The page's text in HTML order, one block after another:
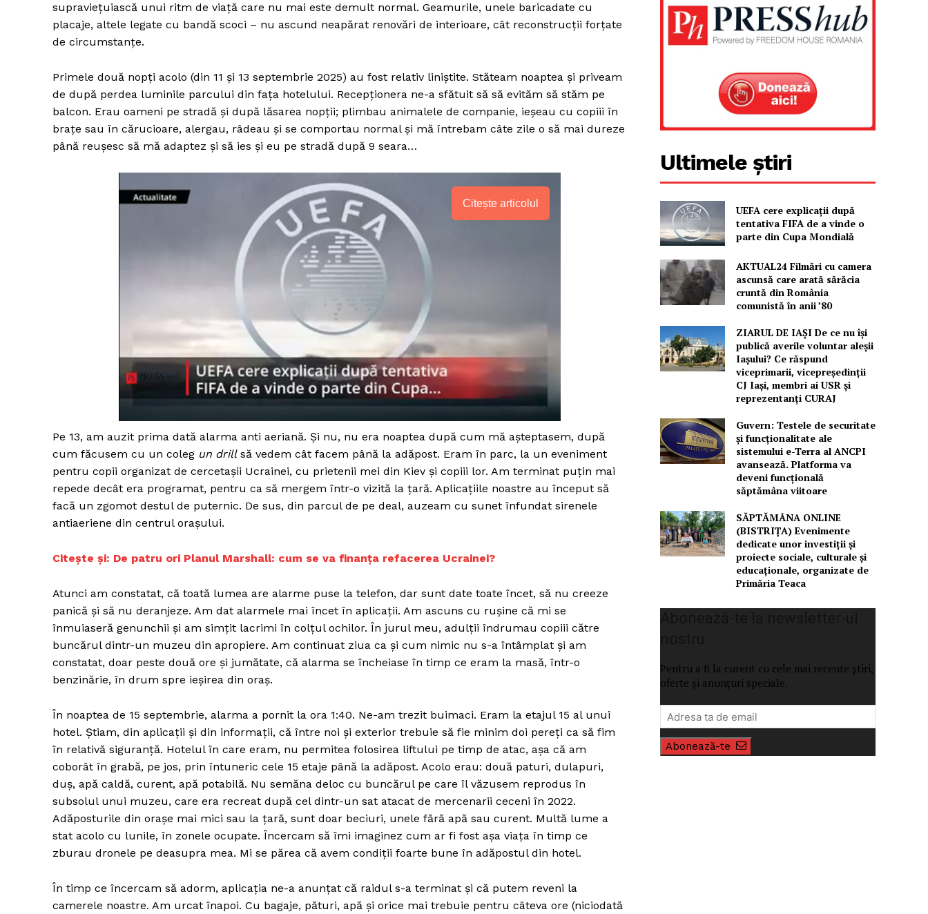
Un proiect
FREEDOM HOUSE
ROMÂNIA
supraviețuiască unui ritm de viață care nu mai este demult normal. Geamurile, unele baricadate cu
placaje, altele legate cu bandă scoci – nu ascund neapărat renovări de interioare, cât reconstrucții forțate
de circumstanțe.
Primele două nopți acolo (din 11 și 13 septembrie 2025) au fost relativ liniștite. Stăteam noaptea și priveam
de după perdea luminile parcului din fața hotelului. Recepționera ne-a sfătuit să să evităm să stăm pe
balcon. Erau oameni pe stradă și după lăsarea nopții; plimbau animalele de companie, ieșeau cu copiii în
brațe sau în cărucioare, alergau, râdeau și se comportau normal și mă întrebam câte zile o să mai dureze
până reușesc să mă adaptez și să ies și eu pe stradă după 9 seara…
Citește articolul
Pe 13, am auzit prima dată alarma anti aeriană. Și nu, nu era noaptea după cum mă așteptasem, după
cum făcusem cu un coleg un drillsă vedem cât facem până la adăpost. Eram în parc, la un eveniment
pentru copii organizat de cercetașii Ucrainei, cu prietenii mei din Kiev și copiii lor. Am terminat puțin mai
repede decât era programat, pentru ca să mergem într-o vizită la țară. Aplicațiile noastre au început să
facă un zgomot destul de puternic. De sus, din parcul de pe deal, auzeam cu sunet înfundat sirenele
antiaeriene din centrul orașului.
Citește și: De patru ori Planul Marshall: cum se va finanța refacerea Ucrainei?
Atunci am constatat, că toată lumea are alarme puse la telefon, dar sunt date toate încet, să nu creeze
panică și să nu deranjeze. Am dat alarmele mai încet în aplicații. Am ascuns cu rușine că mi se
înmuiaseră genunchii și am simțit lacrimi în colțul ochilor. În jurul meu, adulții îndrumau copiii către
buncărul dintr-un muzeu din apropiere. Am continuat ziua ca și cum nimic nu s-a întâmplat și am
constatat, doar peste două ore și jumătate, că alarma se încheiase în timp ce eram la masă, într-o
benzinărie, în drum spre ieșirea din oraș.
În noaptea de 15 septembrie, alarma a pornit la ora 1:40. Ne-am trezit buimaci. Eram la etajul 15 al unui
hotel. Știam, din aplicații și din informații, că între noi și exterior trebuie să fie minim doi pereți ca să fim
în relativă siguranță. Hotelul în care eram, nu permitea folosirea liftului pe timp de atac, așa că am
coborât în grabă, pe jos, prin întuneric cele 15 etaje până la adăpost. Acolo erau: două paturi, dulapuri,
duș, apă caldă, curent, apă potabilă. Nu semăna deloc cu buncărul pe care îl văzusem reprodus în
subsolul unui muzeu, care era recreat după cel dintr-un sat atacat de mercenarii ceceni în 2022.
Adăposturile din orașe mai mici sau la țară, sunt doar beciuri, unele fără apă sau curent. Multă lume a
stat acolo cu lunile, în zonele ocupate. Încercam să îmi imaginez cum ar fi fost așa viața în timp ce
zburau dronele pe deasupra mea. Mi se părea că avem condiții foarte bune în adăpostul din hotel.
În timp ce încercam să adorm, aplicația ne-a anunțat că raidul s-a terminat și că putem reveni la
camerele noastre. Am urcat înapoi. Cu bagaje, pături, apă și orice mai trebuie pentru câteva ore (niciodată
Ultimele știri
UEFA cere explicații după
tentativa FIFA de a vinde o
parte din Cupa Mondială
AKTUAL24 Filmări cu camera
ascunsă care arată sărăcia
cruntă din România
comunistă în anii ’80
ZIARUL DE IAȘI De ce nu își
publică averile voluntar aleșii
Iașului? Ce răspund
viceprimarii, vicepreședinții
CJ Iași, membri ai USR și
reprezentanți CURAJ
Guvern: Testele de securitate
și funcționalitate ale
sistemului e-Terra al ANCPI
avansează. Platforma va
deveni funcțională
săptămâna viitoare
SĂPTĂMÂNA ONLINE
(BISTRIȚA) Evenimente
dedicate unor investiții și
proiecte sociale, culturale și
educaționale, organizate de
Primăria Teaca
Pentru a fi la curent cu cele mai recente știri,
oferte și anunțuri speciale.
Abonează-te